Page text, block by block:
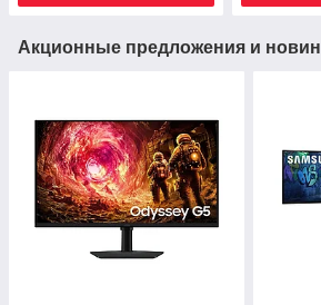
Акционные предложения и